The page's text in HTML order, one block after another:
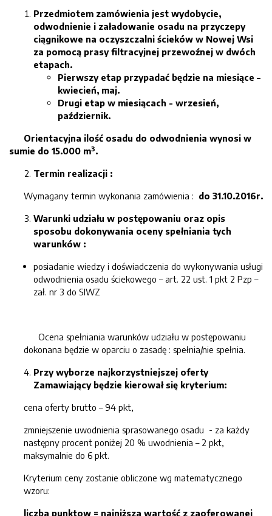
Przedmiotem zamówienia jest wydobycie,
odwodnienie i załadowanie osadu na przyczepy
ciągnikowe na oczyszczalni ścieków w Nowej Wsi
za pomocą prasy filtracyjnej przewoźnej w dwóch
etapach.
Pierwszy etap przypadać będzie na miesiące –
kwiecień, maj.
Drugi etap w miesiącach - wrzesień,
październik.
Orientacyjna ilość osadu do odwodnienia wynosi w
sumie do 15.000 m3.
Termin realizacji :
Wymagany termin wykonania zamówienia : do 31.10.2016r.
Warunki udziału w postępowaniu oraz opis
sposobu dokonywania oceny spełniania tych
warunków :
posiadanie wiedzy i doświadczenia do wykonywania usługi
odwodnienia osadu ściekowego – art. 22 ust. 1 pkt 2 Pzp –
zał. nr 3 do SIWZ
Ocena spełniania warunków udziału w postępowaniu
dokonana będzie w oparciu o zasadę : spełnia/nie spełnia.
Przy wyborze najkorzystniejszej oferty
Zamawiający będzie kierował się kryterium:
cena oferty brutto – 94 pkt,
zmniejszenie uwodnienia sprasowanego osadu - za każdy
następny procent poniżej 20 % uwodnienia – 2 pkt,
maksymalnie do 6 pkt.
Kryterium ceny zostanie obliczone wg matematycznego
wzoru:
liczba punktow = najniższa wartość z zaoferowanej